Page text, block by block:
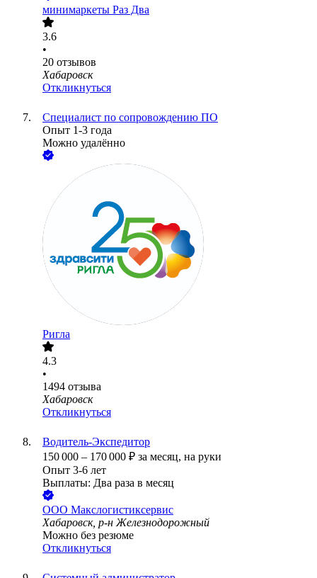
минимаркеты Раз Два
3.6
•
20 отзывов
Хабаровск
Откликнуться
Специалист по сопровождению ПО
Опыт 1-3 года
Можно удалённо
Ригла
4.3
•
1494 отзыва
Хабаровск
Откликнуться
Водитель-Экспедитор
150 000 – 170 000 ₽ за месяц, на руки
Опыт 3-6 лет
Выплаты: Два раза в месяц
ООО Макслогистиксервис
Хабаровск, р-н Железнодорожный
Можно без резюме
Откликнуться